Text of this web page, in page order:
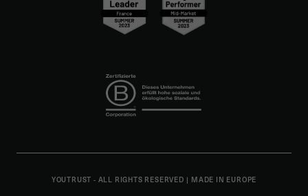
YOUTRUST - ALL RIGHTS RESERVED | MADE IN EUROPE